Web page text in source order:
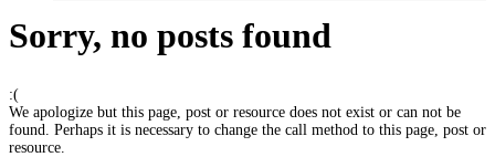
Sorry, no posts found
:(
We apologize but this page, post or resource does not exist or can not be
found. Perhaps it is necessary to change the call method to this page, post or
resource.